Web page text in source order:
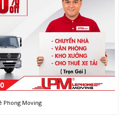
Phong Moving